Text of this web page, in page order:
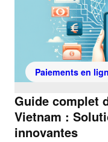
Paiements en
Guide complet
Vietnam :
innovantes